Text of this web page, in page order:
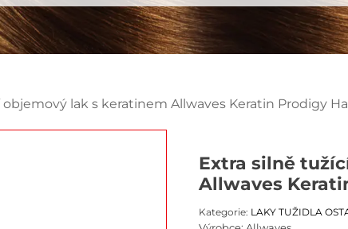
lak s keratinem Allwaves Keratin Prodigy
Extra silně
Allwaves
Kategorie: LAKY TUŽIDLA